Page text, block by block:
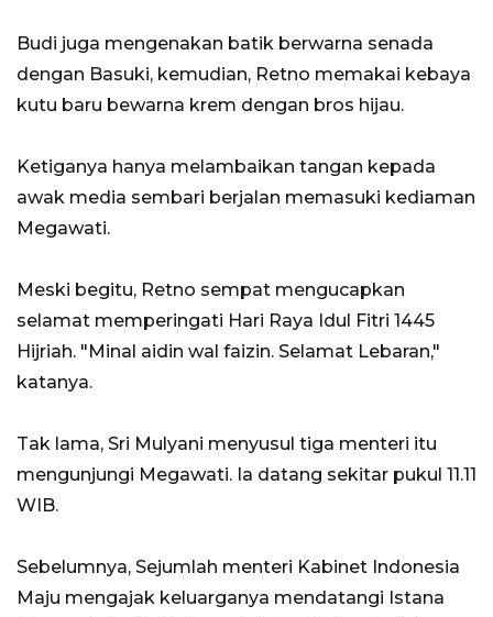
Budi juga mengenakan batik berwarna senada
dengan Basuki, kemudian, Retno memakai kebaya
kutu baru bewarna krem dengan bros hijau.
Ketiganya hanya melambaikan tangan kepada
awak media sembari berjalan memasuki kediaman
Megawati.
Meski begitu, Retno sempat mengucapkan
selamat memperingati Hari Raya Idul Fitri 1445
Hijriah. "Minal aidin wal faizin. Selamat Lebaran,"
katanya.
Tak lama, Sri Mulyani menyusul tiga menteri itu
mengunjungi Megawati. Ia datang sekitar pukul 11.11
WIB.
Sebelumnya, Sejumlah menteri Kabinet Indonesia
Maju mengajak keluarganya mendatangi Istana